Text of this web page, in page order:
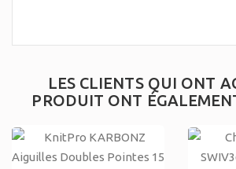
LES CLIENTS QUI ONT
PRODUIT ONT